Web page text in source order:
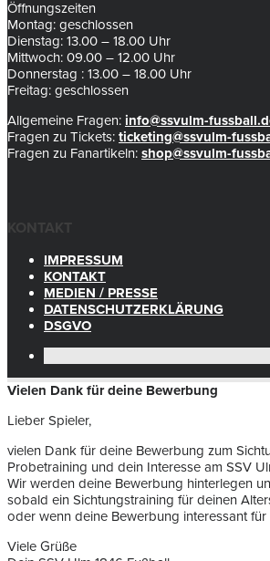
Öffnungszeiten
Montag: geschlossen
Dienstag: 13.00 – 18.00 Uhr
Mittwoch: 09.00 – 12.00 Uhr
Donnerstag : 13.00 – 18.00 Uhr
Freitag: geschlossen
Allgemeine Fragen: info@ssvulm-
Fragen zu Tickets: ticketing@ssvulm-
Fragen zu Fanartikeln: shop@ssvulm-
KONTAKT
IMPRESSUM
KONTAKT
MEDIEN / PRESSE
DATENSCHUTZERKLÄRUNG
DSGVO
Vielen Dank für deine Bewerbung
Lieber Spieler,
vielen Dank für deine Bewerbung zum
Probetraining und dein Interesse am SSV
Wir werden deine Bewerbung hinterlegen
sobald ein Sichtungstraining für deinen
oder wenn deine Bewerbung interessant für
Viele Grüße